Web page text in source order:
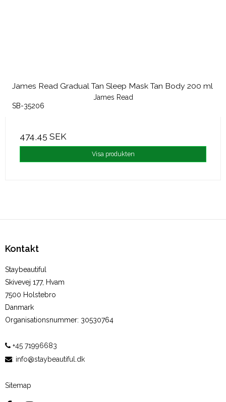
James Read Gradual Tan Sleep Mask Tan Body 200 ml
James Read
SB-35206
474,45 SEK
Visa produkten
Kontakt
Staybeautiful
Skivevej 177, Hvam
7500 Holstebro
Danmark
Organisationsnummer: 30530764
+45 71996683
: info@staybeautiful.dk
Sitemap